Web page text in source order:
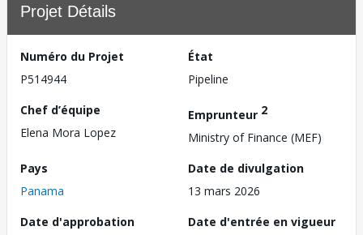
Projet Détails
Numéro du Projet
P514944
État
Pipeline
Chef d’équipe
Elena Mora Lopez
Emprunteur 2
Ministry of Finance (MEF)
Pays
Panama
Date de divulgation
13 mars 2026
Date d'approbation
Date d'entrée en vigueur